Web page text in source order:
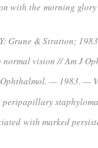
with the morning
Grune & Stratton;
vision // Am J
— 1983. —
with marked